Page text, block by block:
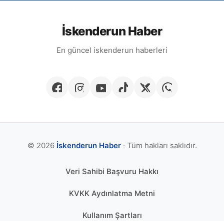
İskenderun Haber
En güncel iskenderun haberleri
© 2026 İskenderun Haber· Tüm hakları saklıdır.
Veri Sahibi Başvuru Hakkı
KVKK Aydınlatma Metni
Kullanım Şartları